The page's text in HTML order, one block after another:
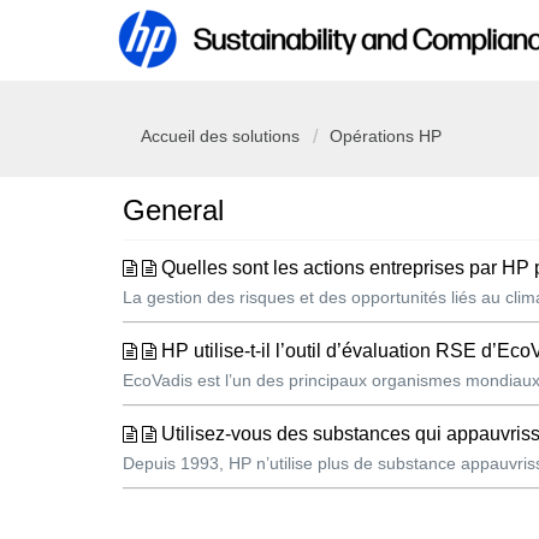
Accueil des solutions Opérations HP
General
Quelles sont les actions entreprises par
La gestion des risques et des opportunités liés au
HP utilise-t-il l’outil d’évaluation RSE
EcoVadis est l’un des principaux organismes
Utilisez-vous des substances qui
Depuis 1993, HP n’utilise plus de substance